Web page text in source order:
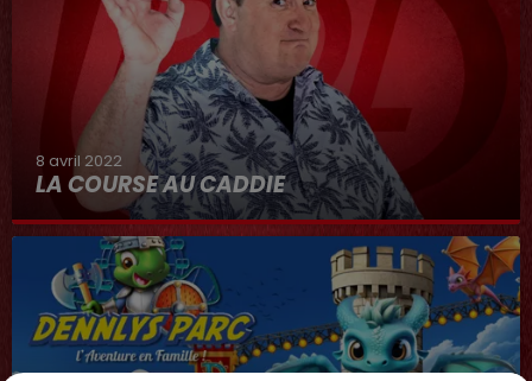
8 avril 2022
LA COURSE AU CADDIE